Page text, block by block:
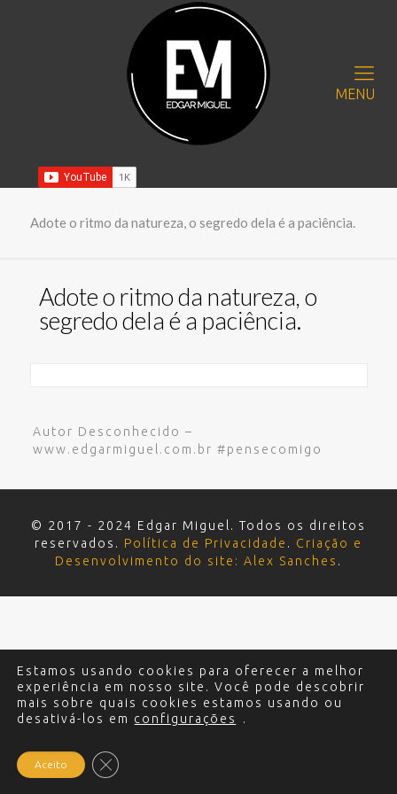
MENU
Adote o ritmo da natureza, o segredo dela é a paciência.
Adote o ritmo da natureza, o
segredo dela é a paciência.
Autor Desconhecido –
www.edgarmiguel.com.br #pensecomigo
© 2017 - 2024 Edgar Miguel. Todos os direitos
reservados. Política de Privacidade . Criação e
Desenvolvimento do site: Alex Sanches .
Estamos usando cookies para oferecer a melhor
experiência em nosso site. Você pode descobrir
mais sobre quais cookies estamos usando ou
desativá-los em configurações .
Aceito Close GDPR Cookie Banner